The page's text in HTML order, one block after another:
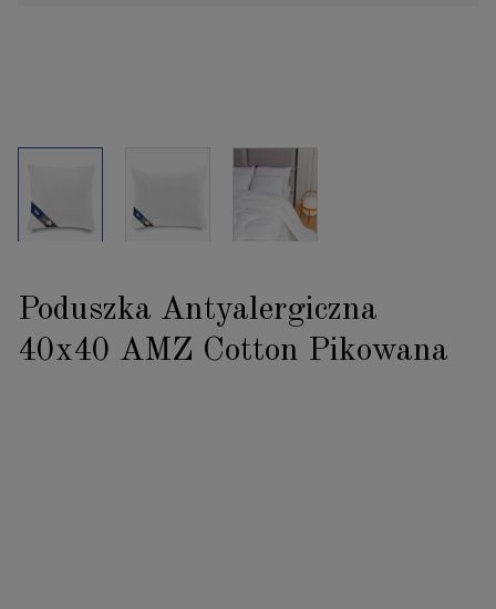
Poduszka Antyalergiczna
40x40 AMZ Cotton Pikowana